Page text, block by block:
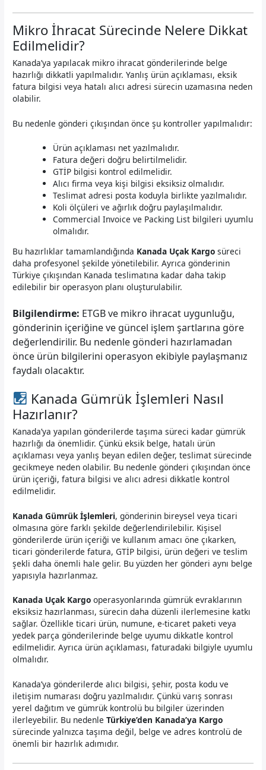
Mikro İhracat Sürecinde Nelere Dikkat
Edilmelidir?
Kanada’ya yapılacak mikro ihracat gönderilerinde belge
hazırlığı dikkatli yapılmalıdır. Yanlış ürün açıklaması, eksik
fatura bilgisi veya hatalı alıcı adresi sürecin uzamasına neden
olabilir.
Bu nedenle gönderi çıkışından önce şu kontroller yapılmalıdır:
Ürün açıklaması net yazılmalıdır.
Fatura değeri doğru belirtilmelidir.
GTİP bilgisi kontrol edilmelidir.
Alıcı firma veya kişi bilgisi eksiksiz olmalıdır.
Teslimat adresi posta koduyla birlikte yazılmalıdır.
Koli ölçüleri ve ağırlık doğru paylaşılmalıdır.
Commercial Invoice ve Packing List bilgileri uyumlu
olmalıdır.
Bu hazırlıklar tamamlandığında Kanada Uçak Kargo süreci
daha profesyonel şekilde yönetilebilir. Ayrıca gönderinin
Türkiye çıkışından Kanada teslimatına kadar daha takip
edilebilir bir operasyon planı oluşturulabilir.
Bilgilendirme: ETGB ve mikro ihracat uygunluğu,
gönderinin içeriğine ve güncel işlem şartlarına göre
değerlendirilir. Bu nedenle gönderi hazırlamadan
önce ürün bilgilerini operasyon ekibiyle paylaşmanız
faydalı olacaktır.
Kanada Gümrük İşlemleri Nasıl
Hazırlanır?
Kanada’ya yapılan gönderilerde taşıma süreci kadar gümrük
hazırlığı da önemlidir. Çünkü eksik belge, hatalı ürün
açıklaması veya yanlış beyan edilen değer, teslimat sürecinde
gecikmeye neden olabilir. Bu nedenle gönderi çıkışından önce
ürün içeriği, fatura bilgisi ve alıcı adresi dikkatle kontrol
edilmelidir.
Kanada Gümrük İşlemleri, gönderinin bireysel veya ticari
olmasına göre farklı şekilde değerlendirilebilir. Kişisel
gönderilerde ürün içeriği ve kullanım amacı öne çıkarken,
ticari gönderilerde fatura, GTİP bilgisi, ürün değeri ve teslim
şekli daha önemli hale gelir. Bu yüzden her gönderi aynı belge
yapısıyla hazırlanmaz.
Kanada Uçak Kargo operasyonlarında gümrük evraklarının
eksiksiz hazırlanması, sürecin daha düzenli ilerlemesine katkı
sağlar. Özellikle ticari ürün, numune, e-ticaret paketi veya
yedek parça gönderilerinde belge uyumu dikkatle kontrol
edilmelidir. Ayrıca ürün açıklaması, faturadaki bilgiyle uyumlu
olmalıdır.
Kanada’ya gönderilerde alıcı bilgisi, şehir, posta kodu ve
iletişim numarası doğru yazılmalıdır. Çünkü varış sonrası
yerel dağıtım ve gümrük kontrolü bu bilgiler üzerinden
ilerleyebilir. Bu nedenleTürkiye’den Kanada’ya Kargo
sürecinde yalnızca taşıma değil, belge ve adres kontrolü de
önemli bir hazırlık adımıdır.